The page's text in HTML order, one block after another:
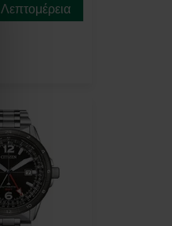
Λεπτομέρεια